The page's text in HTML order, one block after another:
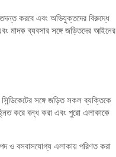
করবে এবং অভিযুক্তদের বিরুদ্ধে
মাদক ব্যবসার সঙ্গে জড়িতদের আইনের
সঙ্গে জড়িত সকল ব্যক্তিকে
করে বন্ধ করা এবং পুরো এলাকাকে
ও বসবাসযোগ্য এলাকায় পরিণত করা